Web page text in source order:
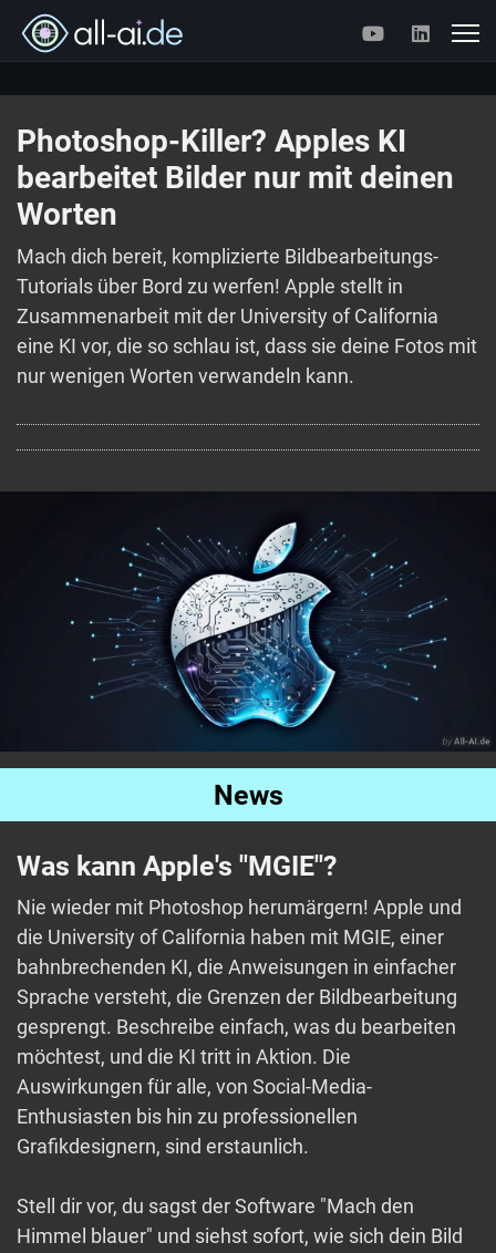
Photoshop-Killer? Apples KI
bearbeitet Bilder nur mit deinen
Worten
Mach dich bereit, komplizierte Bildbearbeitungs-
Tutorials über Bord zu werfen! Apple stellt in
Zusammenarbeit mit der University of California
eine KI vor, die so schlau ist, dass sie deine Fotos mit
nur wenigen Worten verwandeln kann.
News
Was kann Apple's "MGIE"?
Nie wieder mit Photoshop herumärgern! Apple und
die University of California haben mit MGIE, einer
bahnbrechenden KI, die Anweisungen in einfacher
Sprache versteht, die Grenzen der Bildbearbeitung
gesprengt. Beschreibe einfach, was du bearbeiten
möchtest, und die KI tritt in Aktion. Die
Auswirkungen für alle, von Social-Media-
Enthusiasten bis hin zu professionellen
Grafikdesignern, sind erstaunlich.
Stell dir vor, du sagst der Software "Mach den
Himmel blauer" und siehst sofort, wie sich dein Bild